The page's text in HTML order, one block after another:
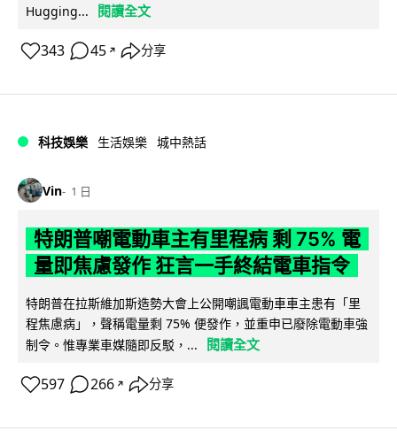
Hugging...
閱讀全文
343 45 ↗ 分享
科技娛樂 生活娛樂 城中熱話
Vin 1 日
特朗普嘲電動車主有里程病 剩 75% 電
量即焦慮發作 狂言一手終結電車指令
特朗普在拉斯維加斯造勢大會上公開嘲諷電動車車主患有「里
程焦慮病」，聲稱電量剩 75% 便發作，並重申已廢除電動車強
制令。惟專業車媒隨即反駁，...
閱讀全文
597 266 ↗ 分享